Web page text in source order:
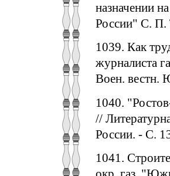
назначении
России" С. П.
1039. Как
журналиста
Воен. вестн.
1040.
//
России. - С.
1041.